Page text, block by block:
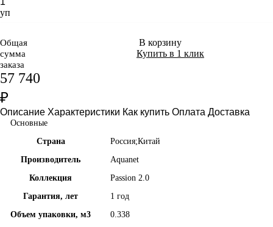
уп
Общая
сумма
заказа
57 740
₽
В корзину
Купить в 1 клик
Описание Характеристики Как купить Оплата Доставка
Основные
Страна
Россия;Китай
Производитель
Aquanet
Коллекция
Passion 2.0
Гарантия, лет
1 год
Объем упаковки, м3
0.338